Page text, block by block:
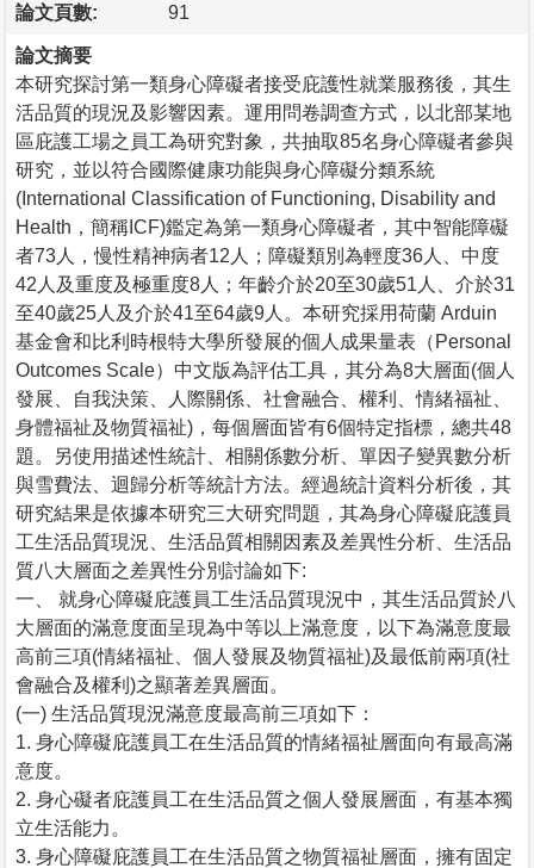
論文頁數: 91
論文摘要
本研究探討第一類身心障礙者接受庇護性就業服務後，其生
活品質的現況及影響因素。運用問卷調查方式，以北部某地
區庇護工場之員工為研究對象，共抽取85名身心障礙者參與
研究，並以符合國際健康功能與身心障礙分類系統
(International Classification of Functioning, Disability and
Health，簡稱ICF)鑑定為第一類身心障礙者，其中智能障礙
者73人，慢性精神病者12人；障礙類別為輕度36人、中度
42人及重度及極重度8人；年齡介於20至30歲51人、介於31
至40歲25人及介於41至64歲9人。本研究採用荷蘭 Arduin
基金會和比利時根特大學所發展的個人成果量表（Personal
Outcomes Scale）中文版為評估工具，其分為8大層面(個人
發展、自我決策、人際關係、社會融合、權利、情緒福祉、
身體福祉及物質福祉)，每個層面皆有6個特定指標，總共48
題。另使用描述性統計、相關係數分析、單因子變異數分析
與雪費法、迴歸分析等統計方法。經過統計資料分析後，其
研究結果是依據本研究三大研究問題，其為身心障礙庇護員
工生活品質現況、生活品質相關因素及差異性分析、生活品
質八大層面之差異性分別討論如下:
一、 就身心障礙庇護員工生活品質現況中，其生活品質於八
大層面的滿意度面呈現為中等以上滿意度，以下為滿意度最
高前三項(情緒福祉、個人發展及物質福祉)及最低前兩項(社
會融合及權利)之顯著差異層面。
(一) 生活品質現況滿意度最高前三項如下：
1. 身心障礙庇護員工在生活品質的情緒福祉層面向有最高滿
意度。
2. 身心礙者庇護員工在生活品質之個人發展層面，有基本獨
立生活能力。
3. 身心障礙庇護員工在生活品質之物質福祉層面，擁有固定